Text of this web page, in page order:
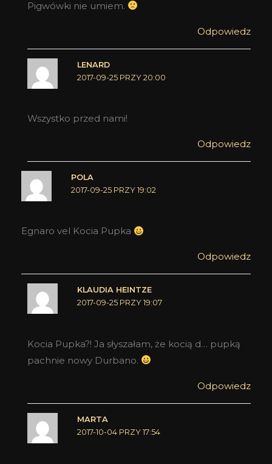
Pigwówki nie umiem.
Odpowiedz
LENARD
2017-09-25 PRZY 20:00
Wszystko przed nami!
Odpowiedz
POLA
2017-09-25 PRZY 19:02
Egnaro vel Kocia Pupka
Odpowiedz
KLAUDIA HEINTZE
2017-09-25 PRZY 19:07
Kocia Pupka?! Ja słyszałam, że kocią d… pupką
pachnie nowy Durbano.
Odpowiedz
MARTA
2017-10-04 PRZY 17:54